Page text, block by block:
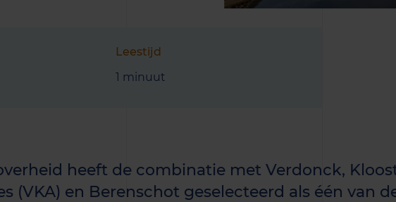
Leestijd
1 minuut
heeft de combinatie met Verdonck,
(VKA) en Berenschot geselecteerd als één van